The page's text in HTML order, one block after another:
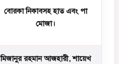
বোরকা নিকাবসহ হাত এবং পা
মোজা।
মিজানুর রহমান আজহারী, শায়েখ